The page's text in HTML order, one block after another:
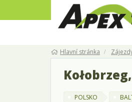
Hlavní stránka
POLSKO